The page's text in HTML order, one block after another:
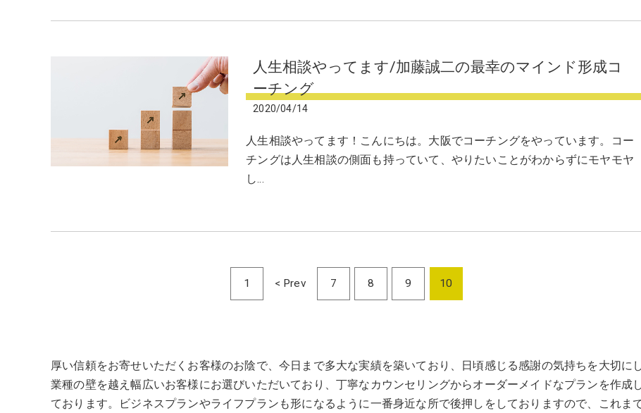
人生相談やってます/加藤誠二の最幸のマインド形成コ
ーチング
2020/04/14
人生相談やってます！こんにちは。大阪でコーチングをやっています。コー
チングは人生相談の側面も持っていて、やりたいことがわからずにモヤモヤ
し…
1 < Prev 7 8 9 10
厚い信頼をお寄せいただくお客様のお陰で、今日まで多大な実績を築いており、日頃感じる感謝の気持ちを大切に
業種の壁を越え幅広いお客様にお選びいただいており、丁寧なカウンセリングからオーダーメイドなプランを作成
ております。ビジネスプランやライフプランも形になるように一番身近な所で後押しをしておりますので、これま